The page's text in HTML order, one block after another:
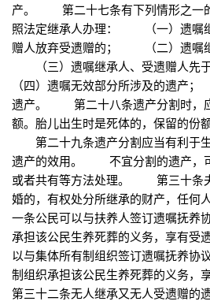
产。 第二十七条有下列情形之一
照法定继承人办理： （一）遗嘱
赠人放弃受遗赠的； （二）遗嘱继
（三）遗嘱继承人、受遗赠人
（四）遗嘱无效部分所涉及的遗
遗产。 第二十八条遗产分割时，
额。胎儿出生时是死体的，保留的份
第二十九条遗产分割应当有利于
遗产的效用。 不宜分割的遗产，
或者共有等方法处理。 第三十条
婚的，有权处分所继承的财产，任
一条公民可以与扶养人签订遗嘱抚养
承担该公民生养死葬的义务，享有
以与集体所有制组织签订遗嘱抚养协
制组织承担该公民生养死葬的义务
第三十二条无人继承又无人受遗赠的